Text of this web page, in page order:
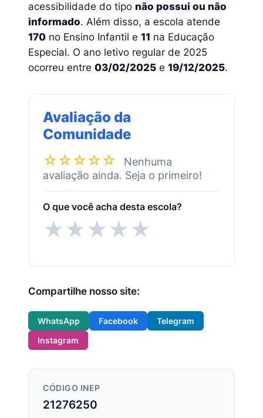
acessibilidade do tipo não possui ou não
informado. Além disso, a escola atende
170 no Ensino Infantil e 11 na Educação
Especial. O ano letivo regular de 2025
ocorreu entre 03/02/2025 e 19/12/2025.
Avaliação da
Comunidade
☆☆☆☆☆
Nenhuma
avaliação ainda. Seja o primeiro!
O que você acha desta escola?
★★★★★
Compartilhe nosso site:
WhatsApp Facebook
Telegram
Instagram
CÓDIGO INEP
21276250